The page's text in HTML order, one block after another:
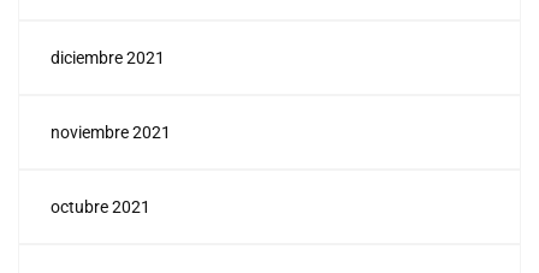
diciembre 2021
noviembre 2021
octubre 2021